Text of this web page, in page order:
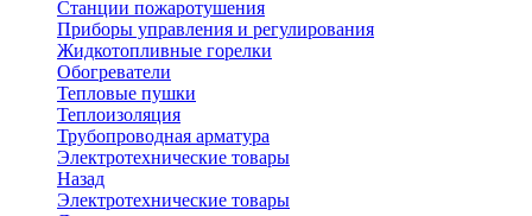
Станции пожаротушения
Приборы управления и регулирования
Жидкотопливные горелки
Обогреватели
Тепловые пушки
Теплоизоляция
Трубопроводная арматура
Электротехнические товары
Назад
Электротехнические товары